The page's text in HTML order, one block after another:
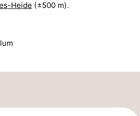
Heide (±500 m).